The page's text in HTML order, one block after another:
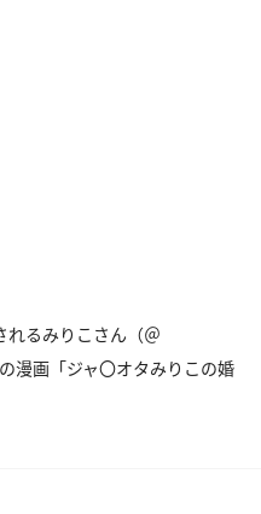
るみりこさん（＠
漫画「ジャ〇オタみりこの婚